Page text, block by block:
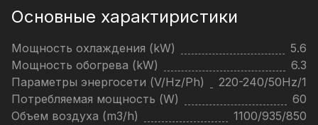
Основные характиристики
Мощность охлаждения (kW)
5.6
Мощность обогрева (kW)
6.3
Параметры энергосети (V/Hz/Ph)
220-240/50Hz/1
Потребляемая мощность (W)
60
Объем воздуха (m3/h)
1100/935/850